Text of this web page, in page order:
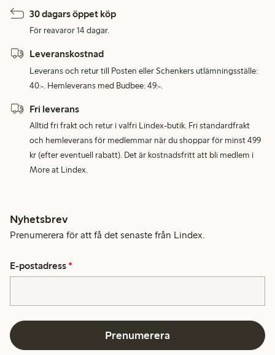
30 dagars öppet köp
För reavaror 14 dagar.
Leveranskostnad
Leverans och retur till Posten eller Schenkers utlämningsställe:
40:-. Hemleverans med Budbee: 49:-.
Fri leverans
Alltid fri frakt och retur i valfri Lindex-butik. Fri standardfrakt
och hemleverans för medlemmar när du shoppar för minst 499
kr (efter eventuell rabatt). Det är kostnadsfritt att bli medlem i
More at Lindex.
Nyhetsbrev
Prenumerera för att få det senaste från Lindex.
E-postadress *
Prenumerera